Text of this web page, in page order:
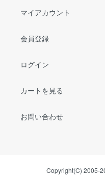
マイアカウント
会員登録
ログイン
カートを見る
お問い合わせ
Copyright(C) 2005-